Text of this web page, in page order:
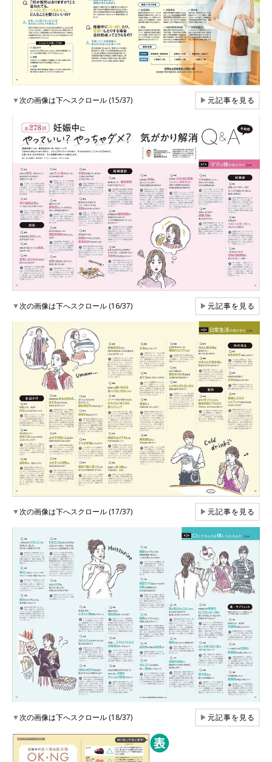
▼次の画像は下へスクロール (15/37) ▶元記事を見る
▼次の画像は下へスクロール (16/37) ▶元記事を見る
▼次の画像は下へスクロール (17/37) ▶元記事を見る
▼次の画像は下へスクロール (18/37) ▶元記事を見る